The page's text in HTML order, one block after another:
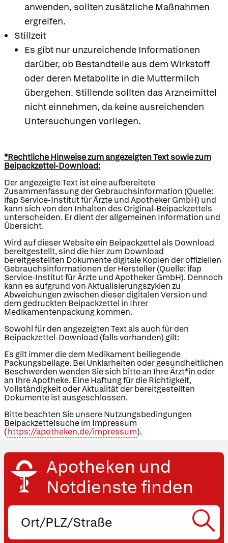
anwenden, sollten zusätzliche Maßnahmen
ergreifen.
Stillzeit
Es gibt nur unzureichende Informationen
darüber, ob Bestandteile aus dem Wirkstoff
oder deren Metabolite in die Muttermilch
übergehen. Stillende sollten das Arzneimittel
nicht einnehmen, da keine ausreichenden
Untersuchungen vorliegen.
*Rechtliche Hinweise zum angezeigten Text sowie zum
Beipackzettel-Download:
Der angezeigte Text ist eine aufbereitete
Zusammenfassung der Gebrauchsinformation (Quelle:
ifap Service-Institut für Ärzte und Apotheker GmbH) und
kann sich von den Inhalten des Original-Beipackzettels
unterscheiden. Er dient der allgemeinen Information und
Übersicht.
Wird auf dieser Website ein Beipackzettel als Download
bereitgestellt, sind die hier zum Download
bereitgestellten Dokumente digitale Kopien der offiziellen
Gebrauchsinformationen der Hersteller (Quelle: ifap
Service-Institut für Ärzte und Apotheker GmbH). Dennoch
kann es aufgrund von Aktualisierungszyklen zu
Abweichungen zwischen dieser digitalen Version und
dem gedruckten Beipackzettel in Ihrer
Medikamentenpackung kommen.
Sowohl für den angezeigten Text als auch für den
Beipackzettel-Download (falls vorhanden) gilt:
Es gilt immer die dem Medikament beiliegende
Packungsbeilage. Bei Unklarheiten oder gesundheitlichen
Beschwerden wenden Sie sich bitte an Ihre Ärzt*in oder
an Ihre Apotheke. Eine Haftung für die Richtigkeit,
Vollständigkeit oder Aktualität der bereitgestellten
Dokumente ist ausgeschlossen.
Bitte beachten Sie unsere Nutzungsbedingungen
Beipackzettelsuche im Impressum
(https://apotheken.de/impressum).
Apotheken und
Notdienste finden
Ort,
oder